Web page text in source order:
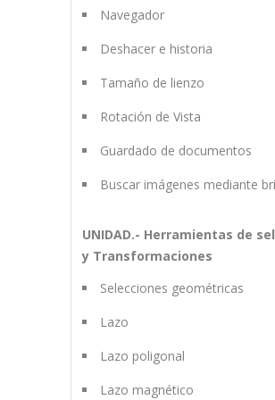
Navegador
Deshacer e historia
Tamaño de lienzo
Rotación de Vista
Guardado de documentos
Buscar imágenes mediante
UNIDAD.- Herramientas de
y Transformaciones
Selecciones geométricas
Lazo
Lazo poligonal
Lazo magnético